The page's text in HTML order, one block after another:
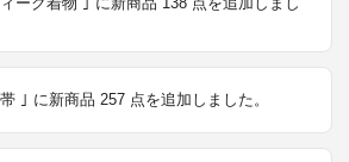
｣ に新商品 257 点を追加しました。